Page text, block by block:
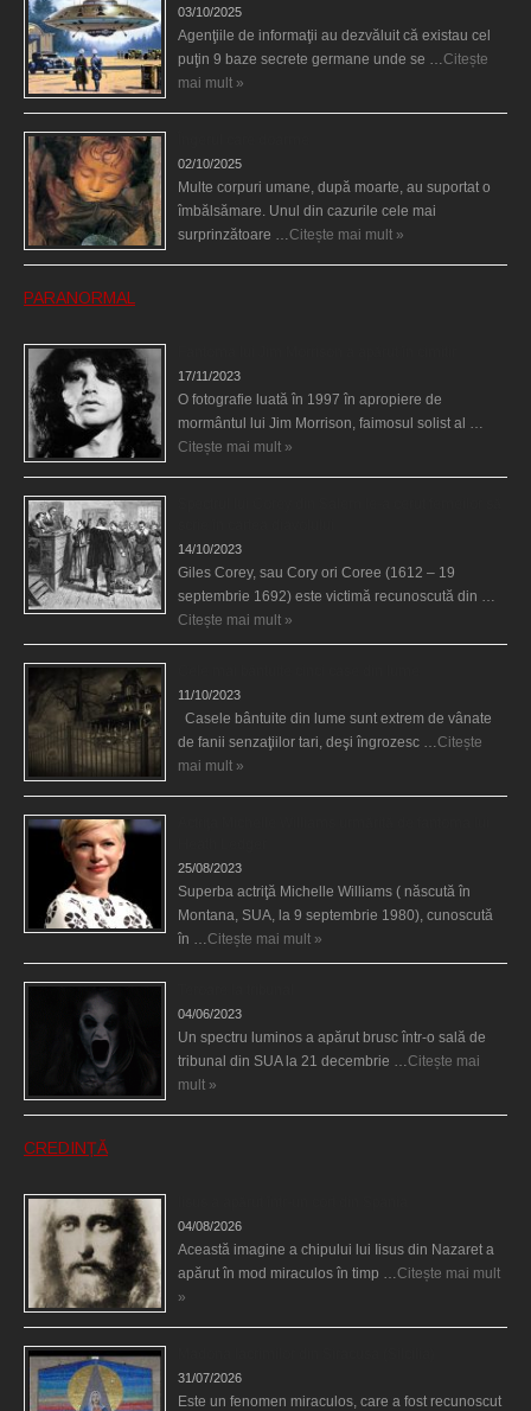
03/10/2025
Agenţiile de informaţii au dezvăluit că existau cel
puţin 9 baze secrete germane unde se … Citește
mai mult »
02/10/2025
Multe corpuri umane, după moarte, au suportat o
îmbălsămare. Unul din cazurile cele mai
surprinzătoare … Citește mai mult »
PARANORMAL
17/11/2023
O fotografie luată în 1997 în apropiere de
mormântul lui Jim Morrison, faimosul solist al …
Citește mai mult »
14/10/2023
Giles Corey, sau Cory ori Coree (1612 – 19
septembrie 1692) este victimă recunoscută din …
Citește mai mult »
11/10/2023
Casele bântuite din lume sunt extrem de vânate
de fanii senzaţiilor tari, deşi îngrozesc … Citește
mai mult »
25/08/2023
Superba actriţă Michelle Williams ( născută în
Montana, SUA, la 9 septembrie 1980), cunoscută
în … Citește mai mult »
04/06/2023
Un spectru luminos a apărut brusc într-o sală de
tribunal din SUA la 21 decembrie … Citește mai
mult »
CREDINȚĂ
04/08/2026
Această imagine a chipului lui Iisus din Nazaret a
apărut în mod miraculos în timp … Citește mai mult
»
31/07/2026
Este un fenomen miraculos, care a fost recunoscut